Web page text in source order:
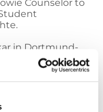
Counselor to
in Dortmund-
in Soest sowie
in Witten.